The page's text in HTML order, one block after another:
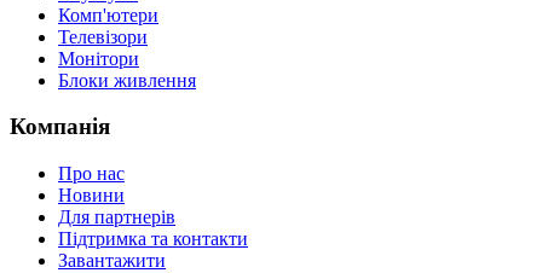
Комп'ютери
Телевізори
Монітори
Блоки живлення
Компанія
Про нас
Новини
Для партнерів
Підтримка та контакти
Завантажити